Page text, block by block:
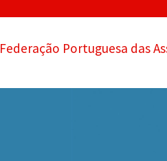
Federação Portuguesa das